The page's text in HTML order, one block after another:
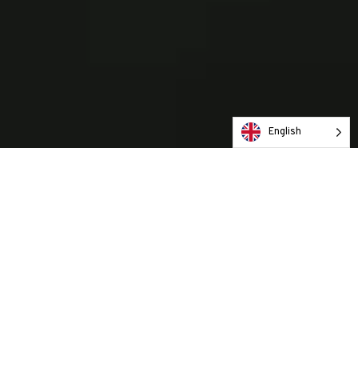
English